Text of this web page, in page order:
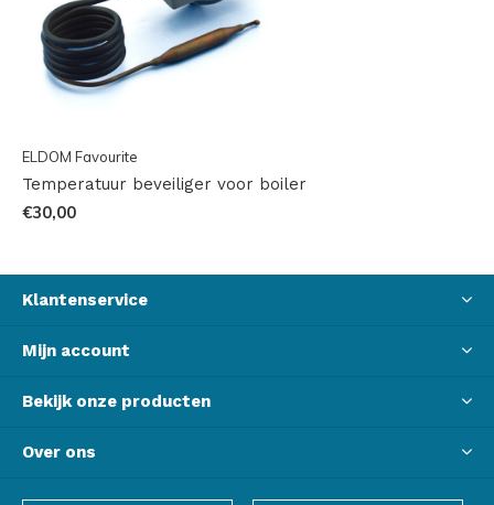
ELDOM Favourite
Temperatuur beveiliger voor boiler
€30,00
Klantenservice
Mijn account
Bekijk onze producten
Over ons